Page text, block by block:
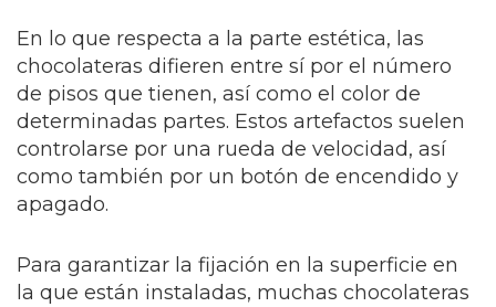
En lo que respecta a la parte estética, las
chocolateras difieren entre sí por el número
de pisos que tienen, así como el color de
determinadas partes. Estos artefactos suelen
controlarse por una rueda de velocidad, así
como también por un botón de encendido y
apagado.
Para garantizar la fijación en la superficie en
la que están instaladas, muchas chocolateras